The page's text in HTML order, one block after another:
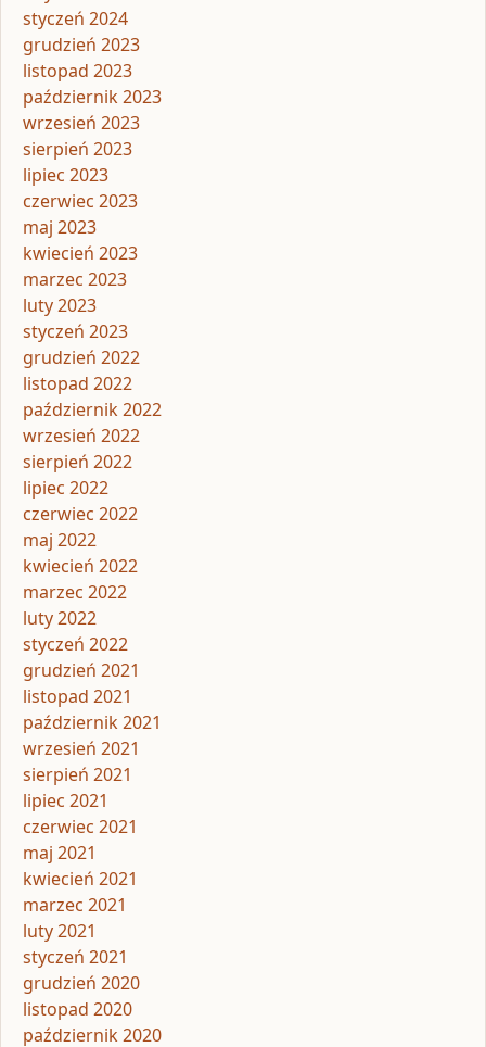
styczeń 2024
grudzień 2023
listopad 2023
październik 2023
wrzesień 2023
sierpień 2023
lipiec 2023
czerwiec 2023
maj 2023
kwiecień 2023
marzec 2023
luty 2023
styczeń 2023
grudzień 2022
listopad 2022
październik 2022
wrzesień 2022
sierpień 2022
lipiec 2022
czerwiec 2022
maj 2022
kwiecień 2022
marzec 2022
luty 2022
styczeń 2022
grudzień 2021
listopad 2021
październik 2021
wrzesień 2021
sierpień 2021
lipiec 2021
czerwiec 2021
maj 2021
kwiecień 2021
marzec 2021
luty 2021
styczeń 2021
grudzień 2020
listopad 2020
październik 2020